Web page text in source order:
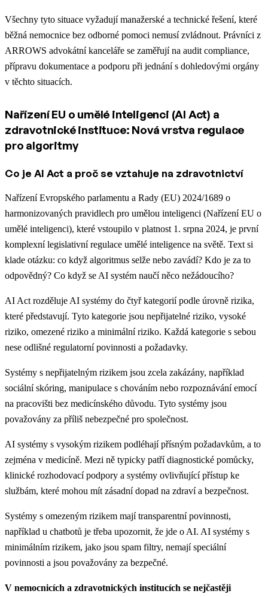
Všechny tyto situace vyžadují manažerské a technické řešení, které
běžná nemocnice bez odborné pomoci nemusí zvládnout. Právníci z
ARROWS advokátní kanceláře se zaměřují na audit compliance,
přípravu dokumentace a podporu při jednání s dohledovými orgány
v těchto situacích.
Nařízení EU o umělé inteligenci (AI Act) a
zdravotnické instituce: Nová vrstva regulace
pro algoritmy
Co je AI Act a proč se vztahuje na zdravotnictví
Nařízení Evropského parlamentu a Rady (EU) 2024/1689 o
harmonizovaných pravidlech pro umělou inteligenci (Nařízení EU o
umělé inteligenci), které vstoupilo v platnost 1. srpna 2024, je první
komplexní legislativní regulace umělé inteligence na světě. Text si
klade otázku: co když algoritmus selže nebo zavádí? Kdo je za to
odpovědný? Co když se AI systém naučí něco nežádoucího?
AI Act rozděluje AI systémy do čtyř kategorií podle úrovně rizika,
které představují. Tyto kategorie jsou nepřijatelné riziko, vysoké
riziko, omezené riziko a minimální riziko. Každá kategorie s sebou
nese odlišné regulatorní povinnosti a požadavky.
Systémy s nepřijatelným rizikem jsou zcela zakázány, například
sociální skóring, manipulace s chováním nebo rozpoznávání emocí
na pracovišti bez medicínského důvodu. Tyto systémy jsou
považovány za příliš nebezpečné pro společnost.
AI systémy s vysokým rizikem podléhají přísným požadavkům, a to
zejména v medicíně. Mezi ně typicky patří diagnostické pomůcky,
klinické rozhodovací podpory a systémy ovlivňující přístup ke
službám, které mohou mít zásadní dopad na zdraví a bezpečnost.
Systémy s omezeným rizikem mají transparentní povinnosti,
například u chatbotů je třeba upozornit, že jde o AI. AI systémy s
minimálním rizikem, jako jsou spam filtry, nemají speciální
povinnosti a jsou považovány za bezpečné.
V nemocnicích a zdravotnických institucích se nejčastěji